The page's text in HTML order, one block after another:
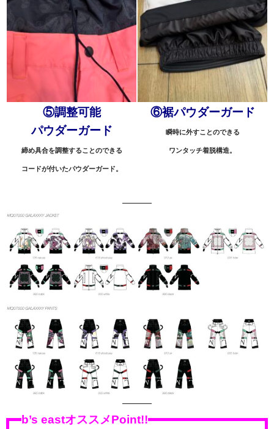
⑤調整可能
パウダーガード
締め具合を調整することのできる
コードが付いたパウダーガード。
⑥裾パウダーガード
瞬時に外すことのできる
ワンタッチ着脱構造。
———
———
b’s eastオススメPoint!!